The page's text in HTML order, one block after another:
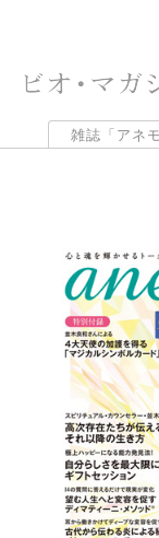
雑誌「アネ